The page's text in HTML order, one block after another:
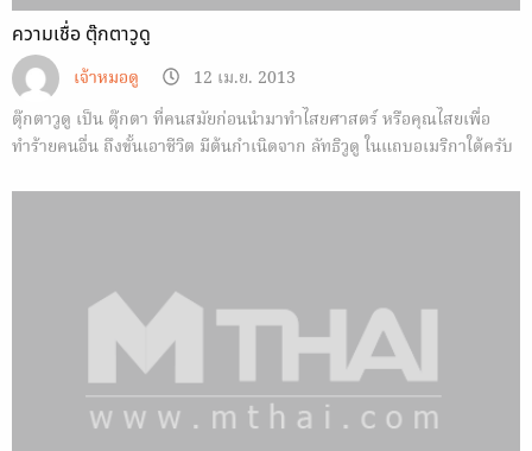
ความเชื่อ ตุ๊กตาวูดู
เจ้าหมอดู
12 เม.ย. 2013
ตุ๊กตาวูดู เป็น ตุ๊กตา ที่คนสมัยก่อนนำมาทำไสยศาสตร์ หรือคุณไสยเพื่อ
ทำร้ายคนอื่น ถึงขั้นเอาชีวิต มีต้นกำเนิดจาก ลัทธิวูดู ในแถบอเมริกาใต้ครับ